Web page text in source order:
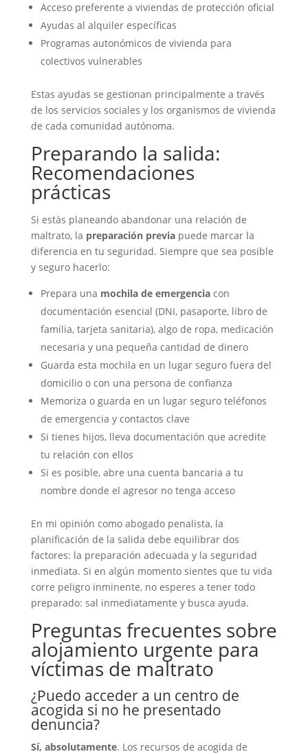
Acceso preferente a viviendas de protección oficial
Ayudas al alquiler específicas
Programas autonómicos de vivienda para
colectivos vulnerables
Estas ayudas se gestionan principalmente a través
de los servicios sociales y los organismos de vivienda
de cada comunidad autónoma.
Preparando la salida:
Recomendaciones
prácticas
Si estás planeando abandonar una relación de
maltrato, la preparación previapuede marcar la
diferencia en tu seguridad. Siempre que sea posible
y seguro hacerlo:
Prepara una mochila de emergenciacon
documentación esencial (DNI, pasaporte, libro de
familia, tarjeta sanitaria), algo de ropa, medicación
necesaria y una pequeña cantidad de dinero
Guarda esta mochila en un lugar seguro fuera del
domicilio o con una persona de confianza
Memoriza o guarda en un lugar seguro teléfonos
de emergencia y contactos clave
Si tienes hijos, lleva documentación que acredite
tu relación con ellos
Si es posible, abre una cuenta bancaria a tu
nombre donde el agresor no tenga acceso
En mi opinión como abogado penalista, la
planificación de la salida debe equilibrar dos
factores: la preparación adecuada y la seguridad
inmediata. Si en algún momento sientes que tu vida
corre peligro inminente, no esperes a tener todo
preparado: sal inmediatamente y busca ayuda.
Preguntas frecuentes sobre
alojamiento urgente para
víctimas de maltrato
¿Puedo acceder a un centro de
acogida si no he presentado
denuncia?
Sí, absolutamente. Los recursos de acogida de